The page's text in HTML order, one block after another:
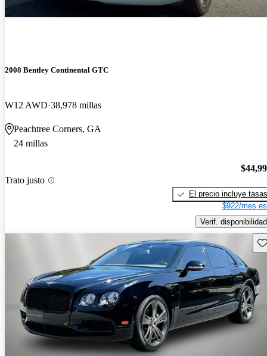
2008 Bentley Continental GTC
W12 AWD 38,978 millas
Peachtree Corners, GA
24 millas
Trato justo
El precio incluye tasas
$922/mes
Verif. disponibilidad